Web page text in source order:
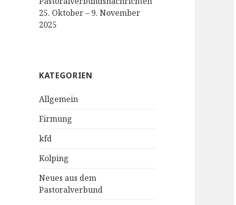
25. Oktober – 9. November
2025
KATEGORIEN
Allgemein
Firmung
kfd
Kolping
Neues aus dem
Pastoralverbund